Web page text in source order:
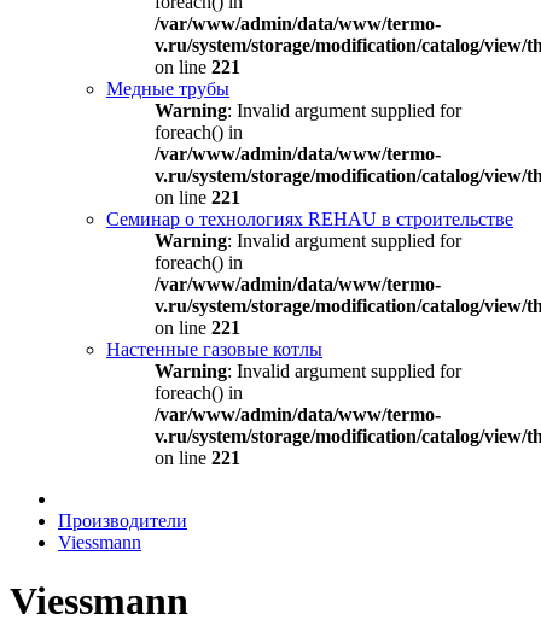
/var/www/admin/data/www/termo-
v.ru/system/storage/modification/catalog/view/
on line 221
Медные трубы
Warning: Invalid argument supplied for
foreach() in
/var/www/admin/data/www/termo-
v.ru/system/storage/modification/catalog/view/
on line 221
Семинар о технологиях REHAU в строительстве
Warning: Invalid argument supplied for
foreach() in
/var/www/admin/data/www/termo-
v.ru/system/storage/modification/catalog/view/
on line 221
Настенные газовые котлы
Warning: Invalid argument supplied for
foreach() in
/var/www/admin/data/www/termo-
v.ru/system/storage/modification/catalog/view/
on line 221
Производители
Viessmann
Viessmann